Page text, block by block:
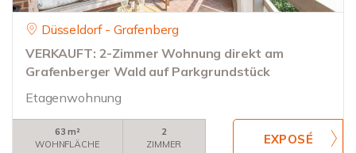
Düsseldorf - Grafenberg
VERKAUFT: 2-Zimmer Wohnung direkt am
Grafenberger Wald auf Parkgrundstück
Etagenwohnung
63 m²
WOHNFLÄCHE
2
ZIMMER